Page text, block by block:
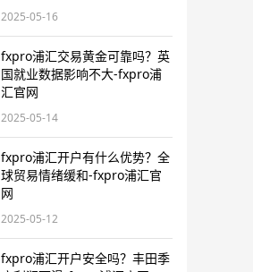
2025-05-16
fxpro浦汇交易黄金可靠吗？英
国就业数据影响不大-fxpro浦
汇官网
2025-05-14
fxpro浦汇开户有什么优势？全
球贸易情绪缓和-fxpro浦汇官
网
2025-05-12
fxpro浦汇开户安全吗？丰田季